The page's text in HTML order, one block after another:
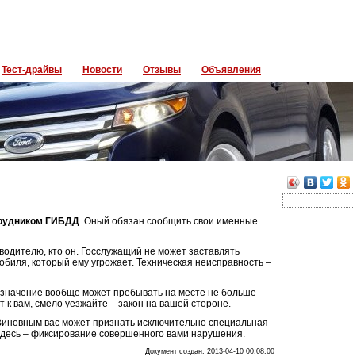
Тест-драйвы Новости Отзывы Объявления
ГИБДД. Оный обязан сообщить свои именные
кто он. Госслужащий не может заставлять
который ему угрожает. Техническая неисправность –
вообще может пребывать на месте не больше
к вам, смело уезжайте – закон на вашей стороне.
вас может признать исключительно специальная
– фиксирование совершенного вами нарушения.
Документ создан: 2013-04-10 00:08:00